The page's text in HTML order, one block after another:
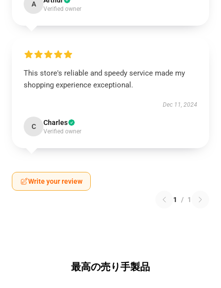
A
Verified owner
This store's reliable and speedy service made my
shopping experience exceptional.
Dec 11, 2024
C Charles
Verified owner
Write your review
1 / 1
最高の売り手製品